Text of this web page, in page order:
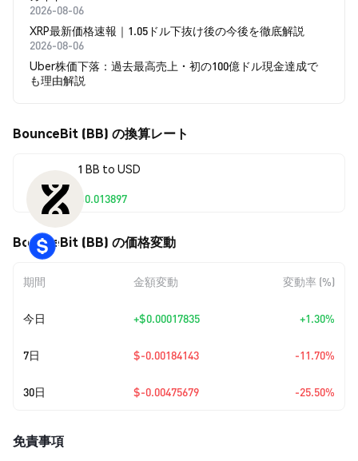
2026-08-06
XRP最新価格速報｜1.05ドル下抜け後の今後を徹底解説
2026-08-06
Uber株価下落：過去最高売上・初の100億ドル現金達成で
も理由解説
BounceBit (BB) の換算レート
1 BB to USD
$0.013897
BounceBit (BB) の価格変動
期間 金額変動 変動率 (%)
今日 +$0.00017835 +1.30%
7日 $-0.00184143 -11.70%
30日 $-0.00475679 -25.50%
免責事項